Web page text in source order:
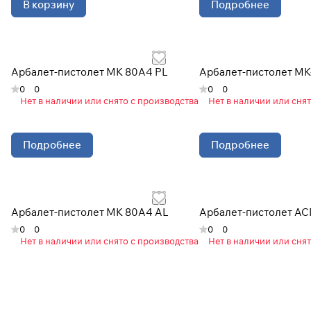
В корзину Подробнее
Арбалет-пистолет МК 80А4 PL
0
0
Нет в наличии или снято с производства
Подробнее
Арбалет-пистолет
0
0
Нет в наличии или
Подробнее
Арбалет-пистолет МК 80А4 AL
0
0
Нет в наличии или снято с производства
Арбалет-пистолет
0
0
Нет в наличии или